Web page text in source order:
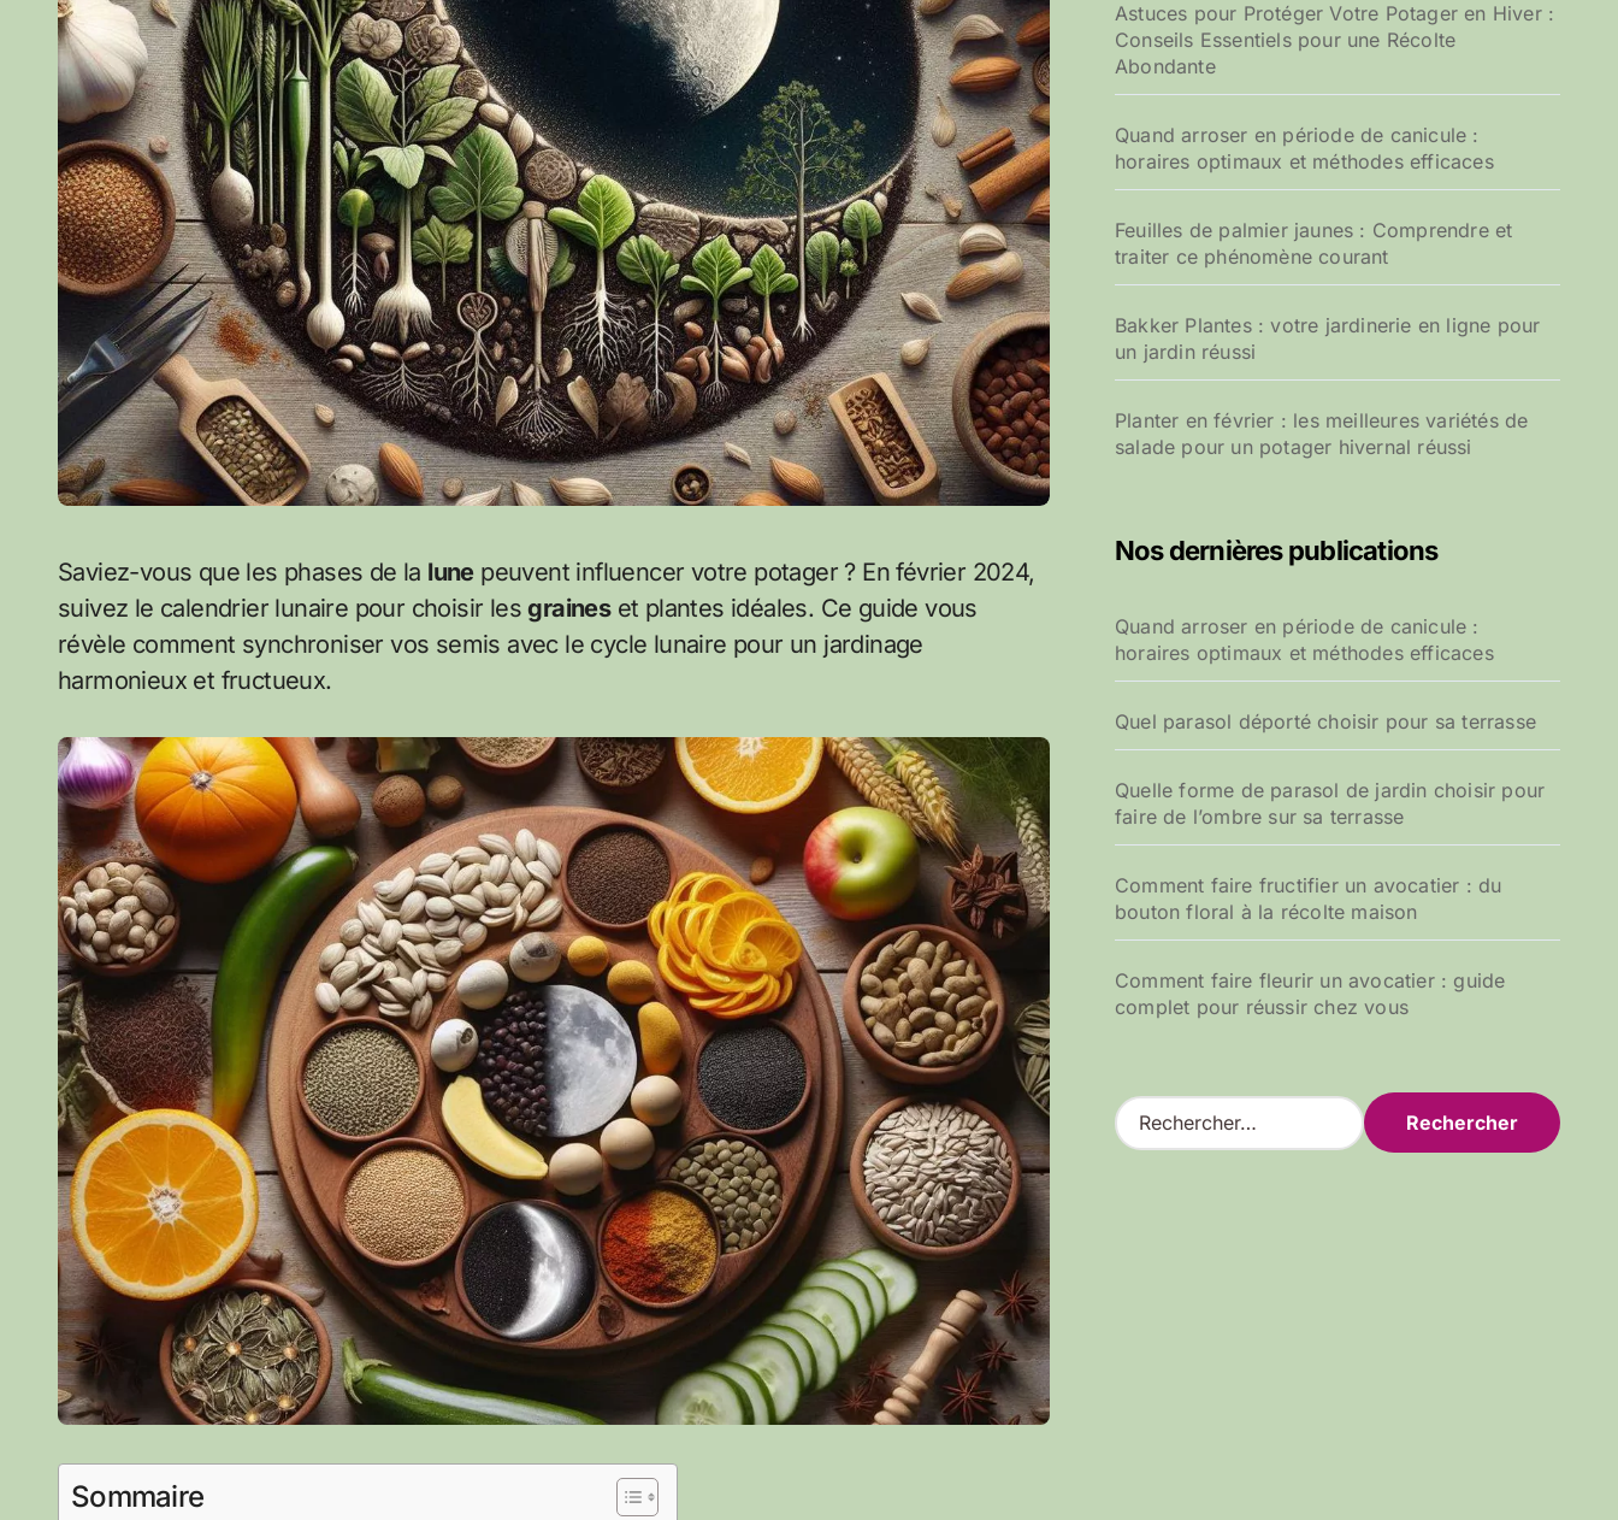
Saviez-vous que les phases de la lunepeuvent influencer votre potager ? En février 2024,
suivez le calendrier lunaire pour choisir lesgraineset plantes idéales. Ce guide vous
révèle comment synchroniser vos semis avec le cycle lunaire pour un jardinage
harmonieux et fructueux.
Sommaire
Astuces pour Protéger Votre Potager en Hiver :
Conseils Essentiels pour une Récolte
Abondante
Quand arroser en période de canicule :
horaires optimaux et méthodes efficaces
Feuilles de palmier jaunes : Comprendre et
traiter ce phénomène courant
Bakker Plantes : votre jardinerie en ligne pour
un jardin réussi
Planter en février : les meilleures variétés de
salade pour un potager hivernal réussi
Nos dernières publications
Quand arroser en période de canicule :
horaires optimaux et méthodes efficaces
Quel parasol déporté choisir pour sa terrasse
Quelle forme de parasol de jardin choisir pour
faire de l’ombre sur sa terrasse
Comment faire fructifier un avocatier : du
bouton floral à la récolte maison
Comment faire fleurir un avocatier : guide
complet pour réussir chez vous
R
e